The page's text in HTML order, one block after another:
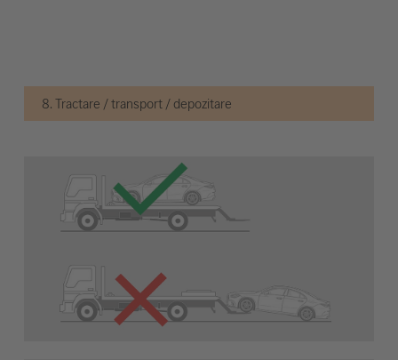
8. Tractare / transport / depozitare